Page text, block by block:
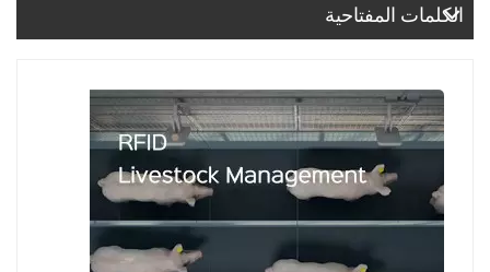
Italiano
Português
عربي
الكلمات المفتاحية